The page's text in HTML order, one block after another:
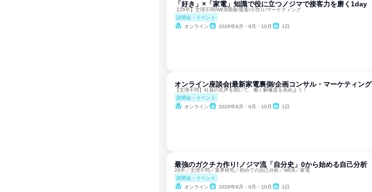
「好き」×「家電」知識で役に立つノジマで接客力を磨く1day
【28卒】文理不問/WEB開催/接客/小売り/マーケティング
説明会・イベント
オンライン
2026年8月・9月・10月 1日
オンライン座談会|最新家電裏側/企画コンサル・マーケティング
【文理不問】社員の生声を聞いて、働く解像度を高めよう！
説明会・イベント
オンライン
2026年8月・9月・10月 1日
最強のガクチカ作り!ノジマ流「自分史」0から始める自己分析
28卒／文理不問／業界研究／初めての自己分析／WEB／家電
説明会・イベント
オンライン
2026年8月・9月・10月 1日